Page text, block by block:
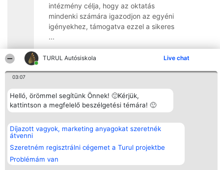
TURUL Autósiskola Live chat
03:07
Helló, örömmel segítünk Önnek! 🙂Kérjük,
kattintson a megfelelő beszélgetési témára! 🙂
Díjazott vagyok, marketing anyagokat szeretnék
átvenni
Szeretném regisztrálni cégemet a Turul projektbe
Problémám van
intézmény célja, hogy az oktatás
mindenki számára igazodjon az egyéni
igényekhez, támogatva ezzel a sikeres
...
8.5
Rangsorszervező
SC Beautiful Company S.R.L.
Bulevardul Aleea Timișul De
Sus Nr. 2, Bl. A30, Sc. A, Et.
Bukarest 53-238
Adószám 36737675
Népszavazás
Nyertesek
Az összes
díjazottak
Szabályok
Státusz
Prywatności
Elérhetőség